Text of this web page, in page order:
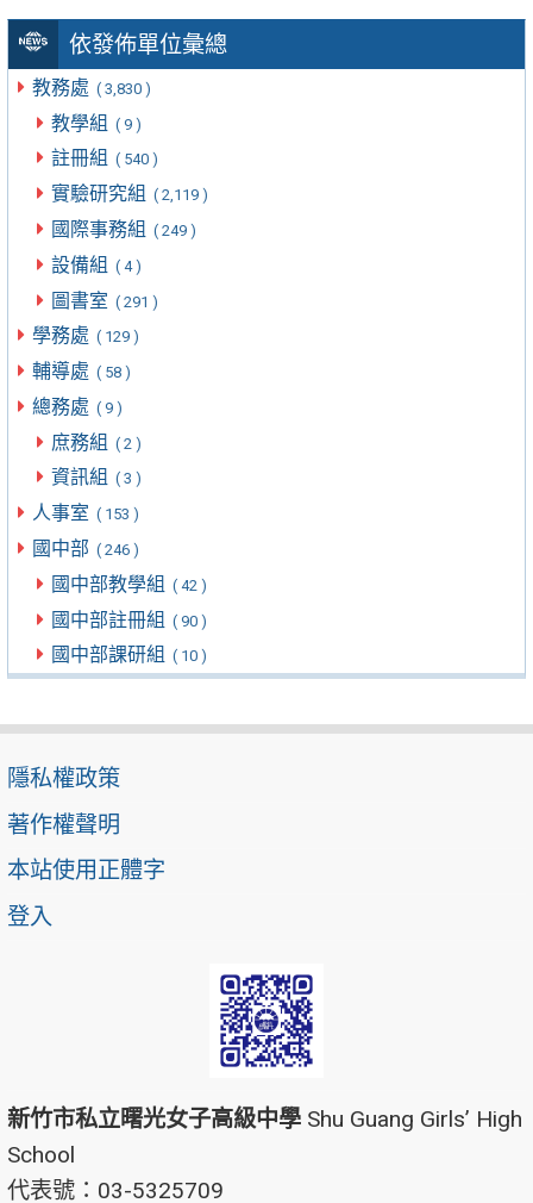
依發佈單位彙總
教務處 ( 3,830 )
教學組 ( 9 )
註冊組 ( 540 )
實驗研究組 ( 2,119 )
國際事務組 ( 249 )
設備組 ( 4 )
圖書室 ( 291 )
學務處 ( 129 )
輔導處 ( 58 )
總務處 ( 9 )
庶務組 ( 2 )
資訊組 ( 3 )
人事室 ( 153 )
國中部 ( 246 )
國中部教學組 ( 42 )
國中部註冊組 ( 90 )
國中部課研組 ( 10 )
隱私權政策
著作權聲明
本站使用正體字
登入
新竹市私立曙光女子高級中學 Shu Guang Girls’ High
School
代表號：03-5325709